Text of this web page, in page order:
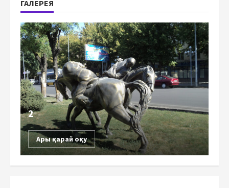
ГАЛЕРЕЯ
2
Ары қарай оқу